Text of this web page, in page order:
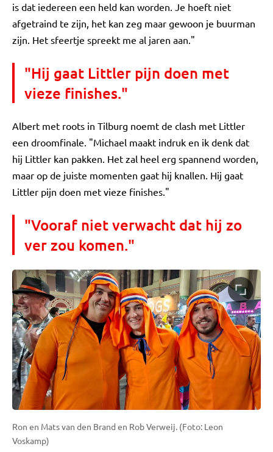
is dat iedereen een held kan worden. Je hoeft niet
afgetraind te zijn, het kan zeg maar gewoon je buurman
zijn. Het sfeertje spreekt me al jaren aan."
"Hij gaat Littler pijn doen met
vieze finishes."
Albert met roots in Tilburg noemt de clash met Littler
een droomfinale. "Michael maakt indruk en ik denk dat
hij Littler kan pakken. Het zal heel erg spannend worden,
maar op de juiste momenten gaat hij knallen. Hij gaat
Littler pijn doen met vieze finishes."
"Vooraf niet verwacht dat hij zo
ver zou komen."
Ron en Mats van den Brand en Rob Verweij. (Foto: Leon
Voskamp)